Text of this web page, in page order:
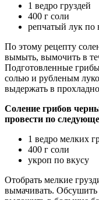
1 ведро груздей
400 г соли
репчатый лук по
По этому рецепту
вымыть, вымочить в
Подготовленные
солью и рубленым
выдержать в
Соление грибов
провести по
1 ведро мелких
400 г соли
укроп по вкусу
Отобрать мелкие
вымачивать.